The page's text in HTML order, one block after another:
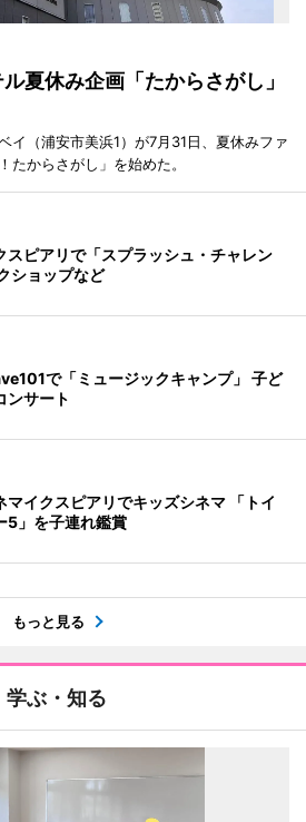
夏休み企画「たからさがし」
イ（浦安市美浜1）が7月31日、夏休みファ
たからさがし」を始めた。
スピアリで「スプラッシュ・チャレン
ショップなど
で「ミュージックキャンプ」 子ど
ンサート
マイクスピアリでキッズシネマ 「トイ
5」を子連れ鑑賞
もっと見る
学ぶ・知る